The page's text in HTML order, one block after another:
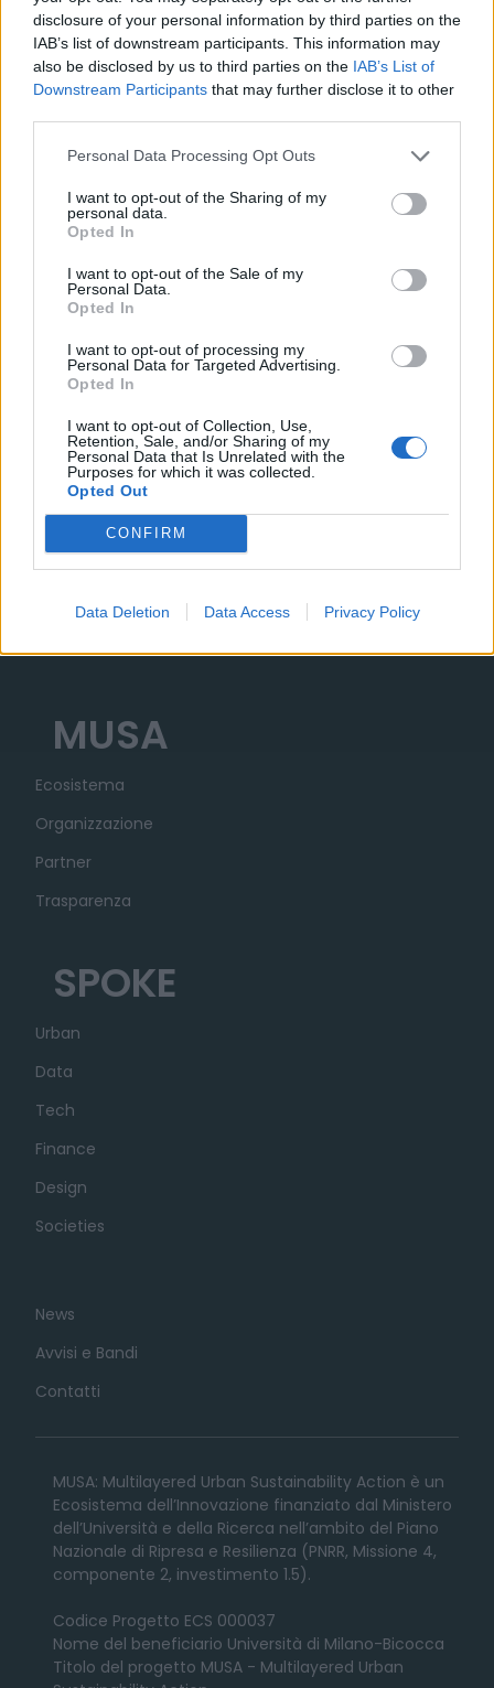
disclosure of your personal information by third parties on the
IAB’s list of downstream participants. This information may
also be disclosed by us to third parties on the IAB’s List of
Downstream Participants that may further disclose it to other
Personal Data Processing Opt Outs
I want to opt-out of the Sharing of my
personal data.
Opted In
I want to opt-out of the Sale of my
Personal Data.
Opted In
I want to opt-out of processing my
Personal Data for Targeted Advertising.
Opted In
I want to opt-out of Collection, Use,
Retention, Sale, and/or Sharing of my
Personal Data that Is Unrelated with the
Purposes for which it was collected.
Opted Out
CONFIRM
Data Deletion Data Access Privacy Policy
coinvolte e le competenze acquisite durante il percorso
e infine l’esplorazione delle modalità per rendere
sostenibili e duraturi gli ecosistemi creati, garantendo
continuità e sviluppo futuro.
Tra i partecipanti di rilievo all’evento, si segnala
l’intervento diVittorio Biondi, Direttore Generale di
dimensione alla discussione, grazie alla sua esperienza e
visione strategica.
Biondi ha sottolineato l’importanza di una collaborazione
sinergica tra i vari attori degli ecosistemi per raggiungere
gli obiettivi prefissati dal PNRR. Inoltre ha presentato
future per affrontare le sfide emergenti.
MUSA
Ecosistema
Organizzazione
Partner
Trasparenza
SPOKE
Urban
Data
Tech
Finance
Design
Societies
News
Avvisi e Bandi
Contatti
MUSA: Multilayered Urban Sustainability Action è un
Ecosistema dell’Innovazione finanziato dal Ministero
dell’Università e della Ricerca nell’ambito del Piano
Nazionale di Ripresa e Resilienza (PNRR, Missione 4,
componente 2, investimento 1.5).
Codice Progetto ECS 000037
Nome del beneficiario Università di Milano-Bicocca
Titolo del progetto MUSA - Multilayered Urban